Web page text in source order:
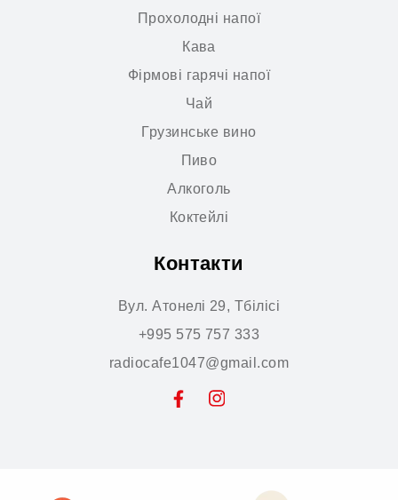
Прохолодні напої
Кава
Фірмові гарячі напої
Чай
Грузинське вино
Пиво
Алкоголь
Коктейлі
Контакти
Вул. Атонелі 29, Тбілісі
+995 575 757 333
radiocafe1047@gmail.com